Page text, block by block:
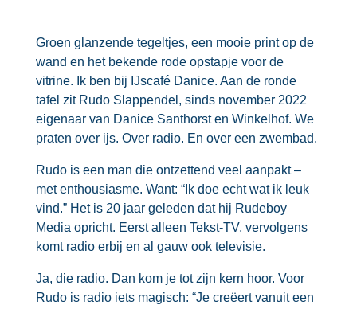
Groen glanzende tegeltjes, een mooie print op de
wand en het bekende rode opstapje voor de
vitrine. Ik ben bij IJscafé Danice. Aan de ronde
tafel zit Rudo Slappendel, sinds november 2022
eigenaar van Danice Santhorst en Winkelhof. We
praten over ijs. Over radio. En over een zwembad.
Rudo is een man die ontzettend veel aanpakt –
met enthousiasme. Want: “Ik doe echt wat ik leuk
vind.” Het is 20 jaar geleden dat hij Rudeboy
Media opricht. Eerst alleen Tekst-TV, vervolgens
komt radio erbij en al gauw ook televisie.
Ja, die radio. Dan kom je tot zijn kern hoor. Voor
Rudo is radio iets magisch: “Je creëert vanuit een